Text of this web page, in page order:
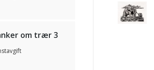
om trær 3